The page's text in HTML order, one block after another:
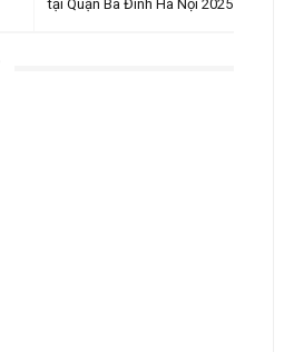
tại Quận Ba Đình Hà Nội 2025